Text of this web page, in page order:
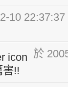
10 22:37:37
於
!!